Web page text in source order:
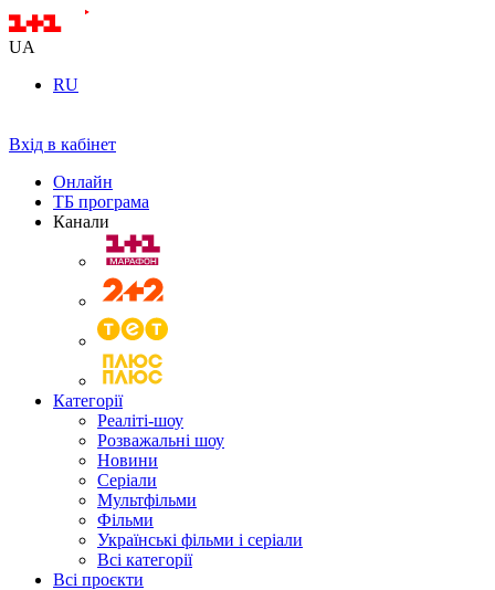
UA
RU
Вхід в кабінет
Онлайн
ТБ програма
Канали
Категорії
Реаліті-шоу
Розважальні шоу
Новини
Серіали
Мультфільми
Фільми
Українські фільми і серіали
Всі категорії
Всі проєкти